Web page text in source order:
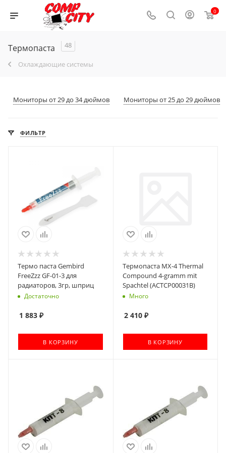
0
Термопаста 48
Охлаждающие системы
Мониторы от 29 до 34 дюймов Мониторы от 25 до 29 дюймов
ФИЛЬТР
Термо паста Gembird
FreeZzz GF-01-3 для
радиаторов, 3гр, шприц
Достаточно
1 883 ₽
В КОРЗИНУ
Термопаста MX-4 Thermal
Compound 4-gramm mit
Spachtel (ACTCP00031B)
Много
2 410₽
В КОРЗИНУ